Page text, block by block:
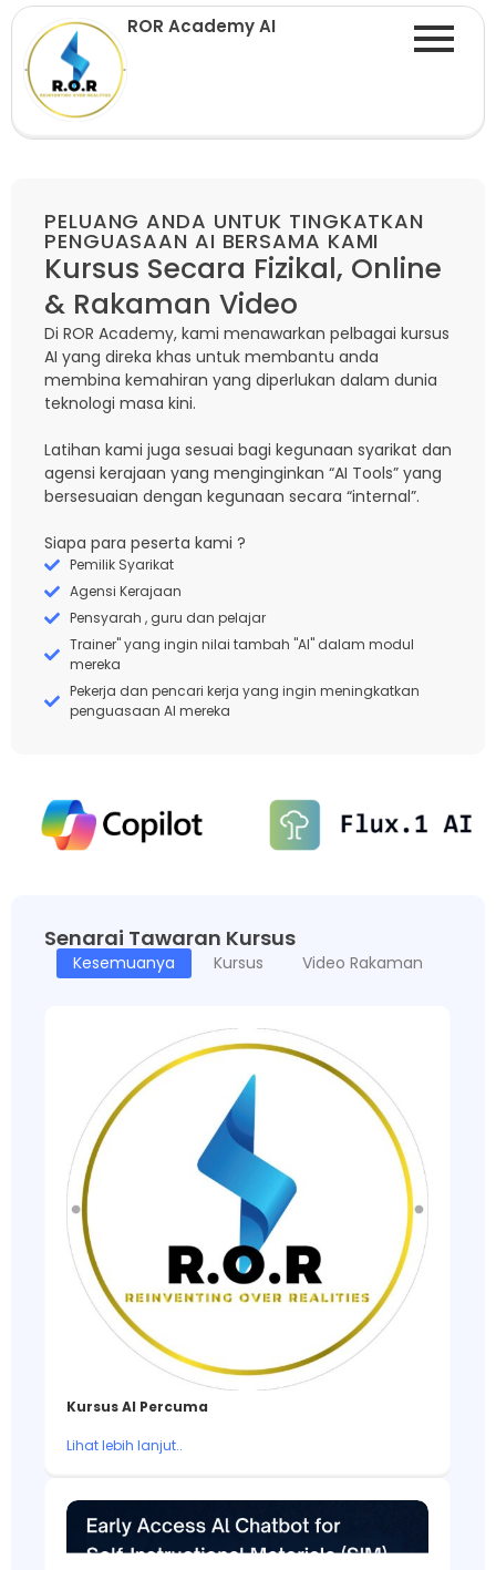
ROR Academy AI
PELUANG ANDA UNTUK TINGKATKAN
PENGUASAAN AI BERSAMA KAMI
Kursus Secara Fizikal, Online
& Rakaman Video
Di ROR Academy, kami menawarkan pelbagai kursus
AI yang direka khas untuk membantu anda
membina kemahiran yang diperlukan dalam dunia
teknologi masa kini.
Latihan kami juga sesuai bagi kegunaan syarikat dan
agensi kerajaan yang menginginkan “AI Tools” yang
bersesuaian dengan kegunaan secara “internal”.
Siapa para peserta kami ?
Pemilik Syarikat
Agensi Kerajaan
Pensyarah , guru dan pelajar
Trainer" yang ingin nilai tambah "AI" dalam modul
mereka
Pekerja dan pencari kerja yang ingin meningkatkan
penguasaan AI mereka
Senarai Tawaran Kursus
Kesemuanya Kursus Video Rakaman
Kursus AI Percuma
Lihat lebih lanjut..